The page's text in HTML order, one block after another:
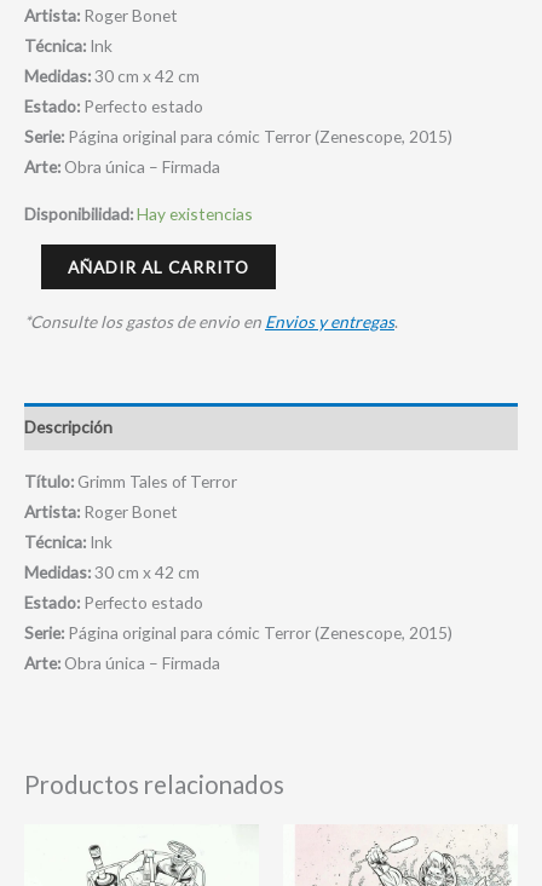
Artista: Roger Bonet
Técnica: Ink
Medidas:30 cm x 42 cm
Estado: Perfecto estado
Serie: Página original para cómic Terror (Zenescope, 2015)
Arte: Obra única – Firmada
Disponibilidad:Hay existencias
AÑADIR AL CARRITO
*Consulte los gastos de envio en Envios y entregas.
Descripción
Título: Grimm Tales of Terror
Artista: Roger Bonet
Técnica: Ink
Medidas:30 cm x 42 cm
Estado: Perfecto estado
Serie: Página original para cómic Terror (Zenescope, 2015)
Arte: Obra única – Firmada
Productos relacionados